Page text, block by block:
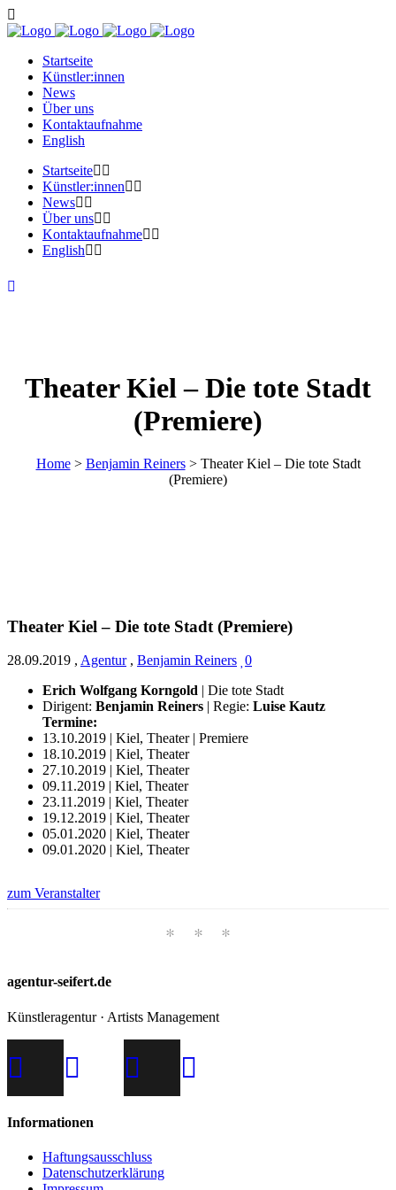
Startseite
Künstler:innen
News
Über uns
Kontaktaufnahme
English
Startseite
Künstler:innen
News
Über uns
Kontaktaufnahme
English
Theater Kiel – Die tote Stadt
(Premiere)
Home> Benjamin Reiners > Theater Kiel – Die tote Stadt
(Premiere)
Theater Kiel – Die tote Stadt (Premiere)
28.09.2019 , Agentur , Benjamin Reiners 0
Erich Wolfgang Korngold | Die tote Stadt
Dirigent: Benjamin Reiners | Regie: Luise Kautz
Termine:
13.10.2019 | Kiel, Theater | Premiere
18.10.2019 | Kiel, Theater
27.10.2019 | Kiel, Theater
09.11.2019 | Kiel, Theater
23.11.2019 | Kiel, Theater
19.12.2019 | Kiel, Theater
05.01.2020 | Kiel, Theater
09.01.2020 | Kiel, Theater
zum Veranstalter
agentur-seifert.de
Künstleragentur · Artists Management
Informationen
Haftungsausschluss
Datenschutzerklärung